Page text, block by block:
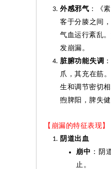
外感邪气 ：《
客于分腠之间
气血运行紊乱
发崩漏。
脏腑功能失调
爪，其充在筋。
生和调节密切
煦脾阳，脾失
【崩漏的特征表现】
阴道出血
崩中 ：阴
止。